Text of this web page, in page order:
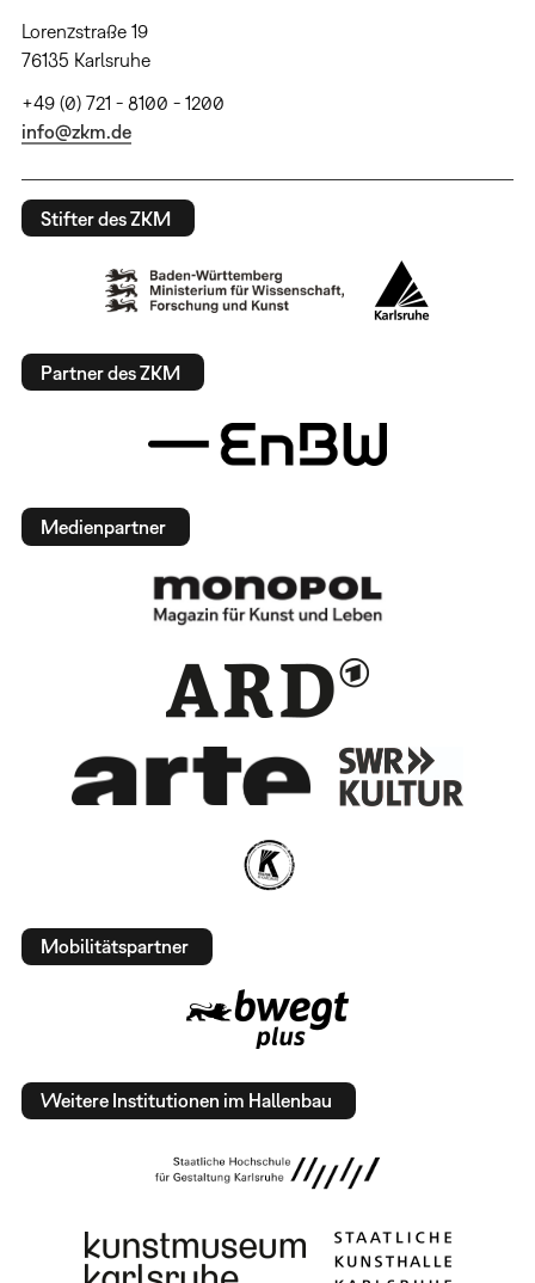
Lorenzstraße 19
76135 Karlsruhe
+49 (0) 721 - 8100 - 1200
info@zkm.de
Stifter des ZKM
Partner des ZKM
Medienpartner
Mobilitätspartner
Weitere Institutionen im Hallenbau